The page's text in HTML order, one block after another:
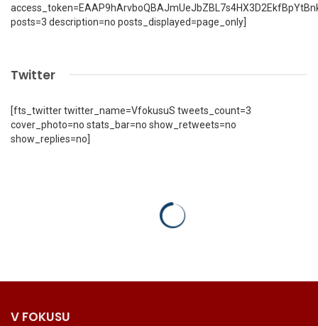
posts=3 description=no posts_displayed=page_only]
Twitter
[fts_twitter twitter_name=VfokusuS tweets_count=3
cover_photo=no stats_bar=no show_retweets=no
show_replies=no]
V FOKUSU